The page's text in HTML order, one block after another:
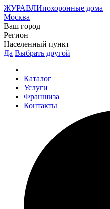
ЖУРАВЛИпохоронные дома
Москва
Ваш город
Регион
Населенный пункт
Да Выбрать другой
Каталог
Услуги
Франшиза
Контакты